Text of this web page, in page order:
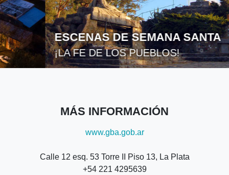
ESCENAS DE SEMANA SANTA
¡LA FE DE LOS PUEBLOS!
MÁS INFORMACIÓN
www.gba.gob.ar
Calle 12 esq. 53 Torre II Piso 13, La Plata
+54 221 4295639